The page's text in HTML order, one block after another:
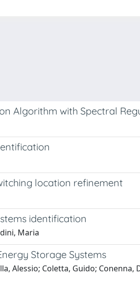
Algorithm with Spectral
location refinement
identification
Maria
Storage Systems
Alessio; Coletta, Guido;